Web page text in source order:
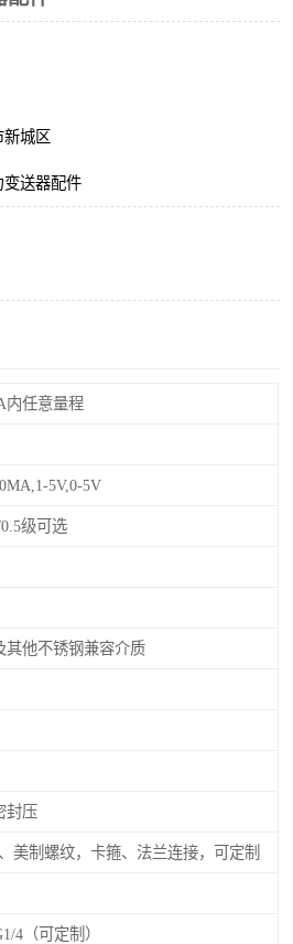
新城区
变送器配件
内任意量程
5V,0-5V
级可选
其他不锈钢兼容介质
封压
美制螺纹，卡箍、法兰连接，可定制
4（可定制）